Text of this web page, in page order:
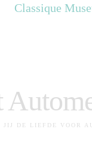
Classique
JIJ DE LIEFDE VOOR